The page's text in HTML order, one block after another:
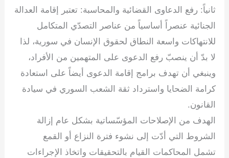
ثانياً: رفع الدعاوى القضائية والمحاسبة: تعتبر إقامة العدالة
الجنائية عنصراً أساسياً من عناصر التصدّي المتكامل
للانتهاكات واسعة النطاق لحقوق الإنسان في سورية، لذا
لا بدّ أن ينصبّ رفع الدعوى على المتهمين من الأفراد،
وينبغي أن تهدف برامج إقامة الدعوى أيضاً على استعادة
كرامة الضحايا واسترداد ثقة الشعب السوري في سيادة
القانون.
الهدف من الإصلاحات المؤسّساتية بشكل عام إزالة
الشروط التي أدّت إلى نشوء فترة النزاع أو القمع
تشمل المحاكمات القيام بالتحقيقات واتخاذ الإجراءات